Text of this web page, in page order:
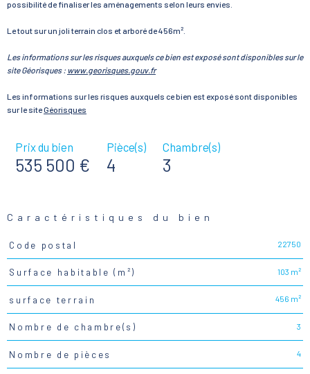
possibilité de finaliser les aménagements selon leurs envies.
Le tout sur un joli terrain clos et arboré de 456m².
Les informations sur les risques auxquels ce bien est exposé sont disponibles sur le
site Géorisques : www.georisques.gouv.fr
Les informations sur les risques auxquels ce bien est exposé sont disponibles
sur le siteGéorisques
Prix du bien
535 500 €
Pièce(s)
4
Chambre(s)
3
Caractéristiques du bien
Caractéristiques
Code postal 22750
Surface habitable (m²) 103 m²
surface terrain 456 m²
Nombre de chambre(s) 3
Nombre de pièces 4